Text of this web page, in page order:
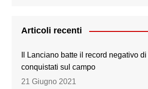
e
b
o
o
er gr
a
m
T
Articoli recenti
Il Lanciano batte il record negativo
conquistati sul campo
21 Giugno 2021